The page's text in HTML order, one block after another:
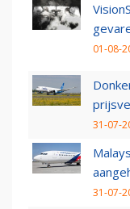
01-08-
31-07-
31-07-